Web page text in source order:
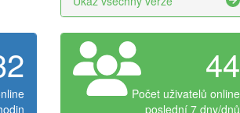
44
Počet uživatelů online
poslední 7 dny/dnů